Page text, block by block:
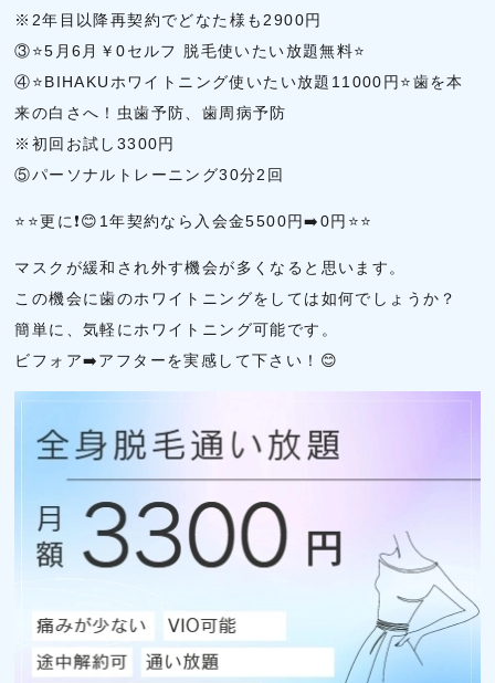
※2年目以降再契約でどなた様も2900円
③⭐5月6月￥0セルフ 脱毛使いたい放題無料⭐
④⭐BIHAKUホワイトニング使いたい放題11000円⭐歯を本
来の白さへ！虫歯予防、歯周病予防
※初回お試し3300円
⑤パーソナルトレーニング30分2回
⭐⭐更に❗😊1年契約なら入会金5500円➡️0円⭐⭐
マスクが緩和され外す機会が多くなると思います。
この機会に歯のホワイトニングをしては如何でしょうか？
簡単に、気軽にホワイトニング可能です。
ビフォア➡️アフターを実感して下さい！😊